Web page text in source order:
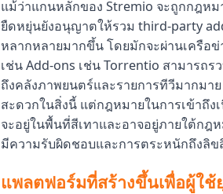
แม้ว่าแกนหลักของ Stremio จะถูกกฎห
ยืดหยุ่นยังอนุญาตให้รวม third-party
หลากหลายมากขึ้น โดยมักจะผ่านเครือ
เช่น Add-ons เช่น Torrentio สามารถ
ถึงคลังภาพยนตร์และรายการทีวีมากมา
สะดวกในสิ่งนี้ แต่กฎหมายในการเข้าถึ
จะอยู่ในพื้นที่สีเทาและอาจอยู่ภายใต้กฎ
มีความรับผิดชอบและการตระหนักถึงลิ
แพลตฟอร์มที่สร้างขึ้นเพื่อผู้ใช้